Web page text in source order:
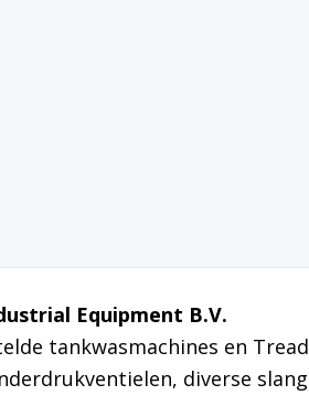
Equipment B.V.
tankwasmachines en
diverse